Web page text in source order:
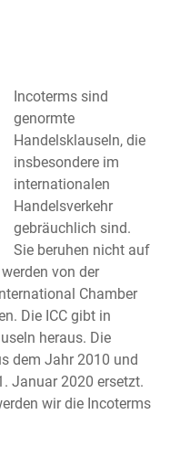
Incoterms sind
genormte
Handelsklauseln, die
insbesondere im
internationalen
Handelsverkehr
gebräuchlich sind.
Sie beruhen nicht auf
von der
Chamber
Die ICC gibt in
heraus. Die
dem Jahr 2010 und
Januar 2020 ersetzt.
wir die Incoterms